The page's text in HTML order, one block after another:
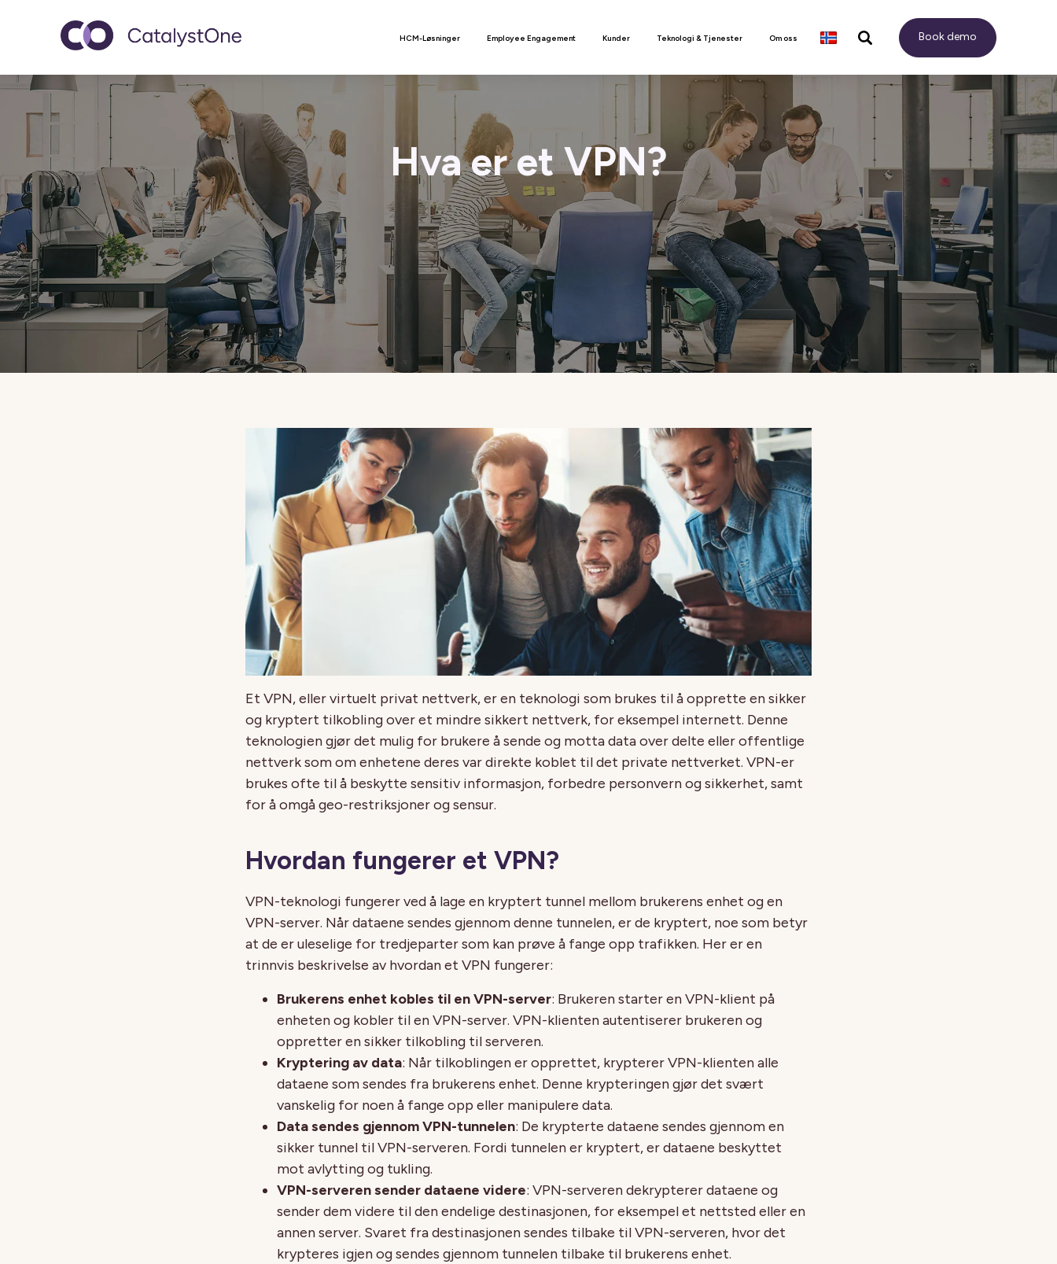
Toggle navigation HCM-Løsninger Employee Engagement Kunder Teknologi & Tjenester Om oss Book demo
Hva er et VPN?
Et VPN, eller virtuelt privat nettverk, er en teknologi som brukes til å opprette en sikker
og kryptert tilkobling over et mindre sikkert nettverk, for eksempel internett. Denne
teknologien gjør det mulig for brukere å sende og motta data over delte eller offentlige
nettverk som om enhetene deres var direkte koblet til det private nettverket. VPN-er
brukes ofte til å beskytte sensitiv informasjon, forbedre personvern og sikkerhet, samt
for å omgå geo-restriksjoner og sensur.
Hvordan fungerer et VPN?
VPN-teknologi fungerer ved å lage en kryptert tunnel mellom brukerens enhet og en
VPN-server. Når dataene sendes gjennom denne tunnelen, er de kryptert, noe som betyr
at de er uleselige for tredjeparter som kan prøve å fange opp trafikken. Her er en
trinnvis beskrivelse av hvordan et VPN fungerer:
Brukerens enhet kobles til en VPN-server: Brukeren starter en VPN-klient på
enheten og kobler til en VPN-server. VPN-klienten autentiserer brukeren og
oppretter en sikker tilkobling til serveren.
Kryptering av data: Når tilkoblingen er opprettet, krypterer VPN-klienten alle
dataene som sendes fra brukerens enhet. Denne krypteringen gjør det svært
vanskelig for noen å fange opp eller manipulere data.
Data sendes gjennom VPN-tunnelen: De krypterte dataene sendes gjennom en
sikker tunnel til VPN-serveren. Fordi tunnelen er kryptert, er dataene beskyttet
mot avlytting og tukling.
VPN-serveren sender dataene videre: VPN-serveren dekrypterer dataene og
sender dem videre til den endelige destinasjonen, for eksempel et nettsted eller en
annen server. Svaret fra destinasjonen sendes tilbake til VPN-serveren, hvor det
krypteres igjen og sendes gjennom tunnelen tilbake til brukerens enhet.